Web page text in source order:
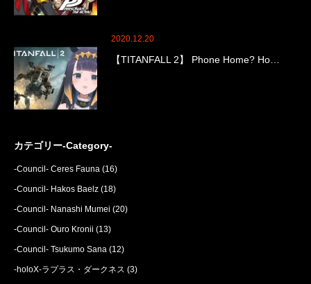
2020.12.20
【TITANFALL 2】 Phone Home? Ho…
カテゴリー-Category-
-Council- Ceres Fauna (16)
-Council- Hakos Baelz (18)
-Council- Nanashi Mumei (20)
-Council- Ouro Kronii (13)
-Council- Tsukumo Sana (12)
-holoX-ラプラス・ダークネス (3)